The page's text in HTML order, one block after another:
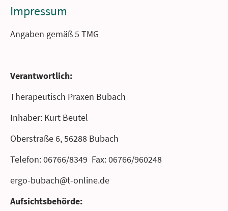
Impressum
Angaben gemäß 5 TMG
Verantwortlich:
Therapeutisch Praxen Bubach
Inhaber: Kurt Beutel
Oberstraße 6, 56288 Bubach
Telefon: 06766/8349 Fax: 06766/960248
ergo-bubach@t-online.de
Aufsichtsbehörde: